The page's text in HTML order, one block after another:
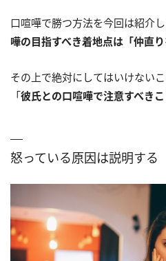
口喧嘩で勝つ方法を今回は紹介し
嘩の目指すべき着地点は「仲直り
その上で絶対にしてはいけない
「彼氏との口喧嘩で注意すべきこ
怒っている原因は説明する